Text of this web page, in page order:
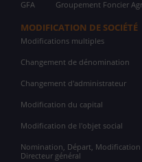
GFA Groupement Foncier
MODIFICATION DE SOCIÉTÉ
Modifications multiples
Changement de dénomination
Changement d'administrateur
Modification du capital
Modification de l'objet social
Nomination, Départ,
Directeur général